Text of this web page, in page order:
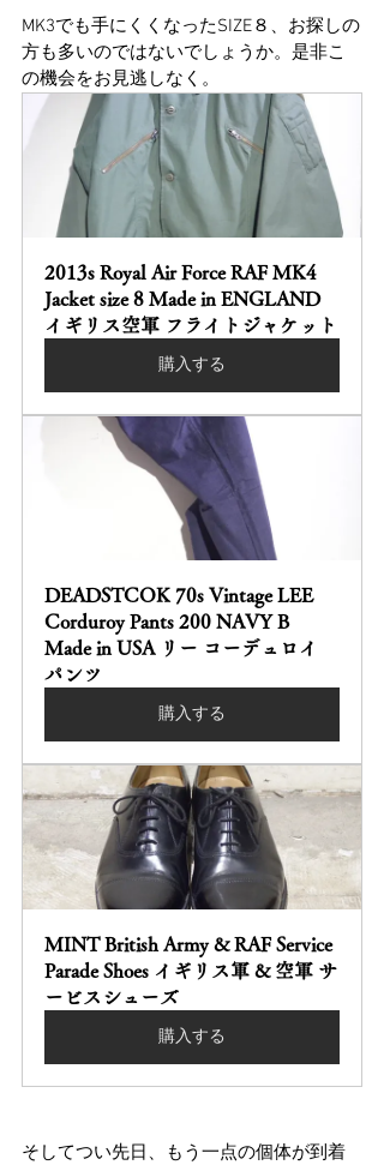
MK3でも手にくくなったSIZE８、お探しの
方も多いのではないでしょうか。是非こ
の機会をお見逃しなく。
2013s Royal Air Force RAF MK4
Jacket size 8 Made in ENGLAND
イギリス空軍 フライトジャケット
購入する
DEADSTCOK 70s Vintage LEE
Corduroy Pants 200 NAVY B
Made in USA リー コーデュロイ
パンツ
購入する
MINT British Army & RAF Service
Parade Shoes イギリス軍 & 空軍 サ
ービスシューズ
購入する
そしてつい先日、もう一点の個体が到着